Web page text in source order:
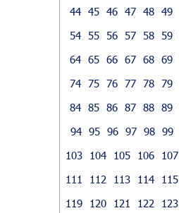
44 45 46 47 48 49
54 55 56 57 58 59
64 65 66 67 68 69
74 75 76 77 78 79
84 85 86 87 88 89
94 95 96 97 98 99
103
104 105 106 107
111
112 113 114 115
119
120 121 122 123